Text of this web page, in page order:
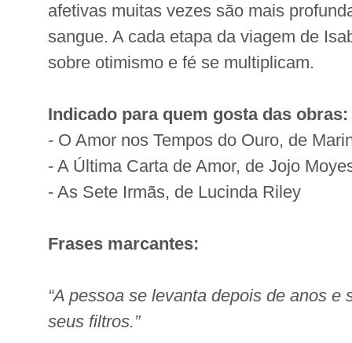
afetivas muitas vezes são mais
sangue. A cada etapa da viagem de
sobre otimismo e fé se multiplicam.
Indicado para quem gosta das obras:
- O Amor nos Tempos do Ouro, de
- A Última Carta de Amor, de Jojo
- As Sete Irmãs, de Lucinda Riley
Frases marcantes:
“A pessoa se levanta depois de anos e
seus filtros.”